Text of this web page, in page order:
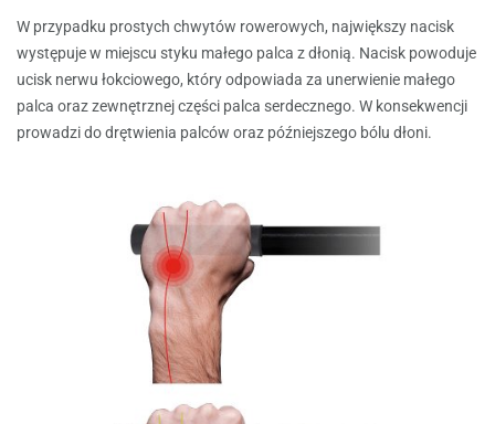
W przypadku prostych chwytów rowerowych, największy nacisk
występuje w miejscu styku małego palca z dłonią. Nacisk powoduje
ucisk nerwu łokciowego, który odpowiada za unerwienie małego
palca oraz zewnętrznej części palca serdecznego. W konsekwencji
prowadzi do drętwienia palców oraz późniejszego bólu dłoni.